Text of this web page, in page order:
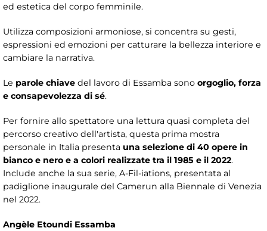
ed estetica del corpo femminile.
Utilizza composizioni armoniose, si concentra su gesti,
espressioni ed emozioni per catturare la bellezza interiore e
cambiare la narrativa.
Le parole chiave del lavoro di Essamba sono orgoglio, forza
e consapevolezza di sé.
Per fornire allo spettatore una lettura quasi completa del
percorso creativo dell'artista, questa prima mostra
personale in Italia presenta una selezione di 40 opere in
bianco e nero e a colori realizzate tra il 1985 e il 2022.
Include anche la sua serie, A-Fil-iations, presentata al
padiglione inaugurale del Camerun alla Biennale di Venezia
nel 2022.
Angèle Etoundi Essamba